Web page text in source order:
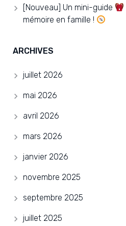
[Nouveau] Un mini-guide
mémoire en famille !
ARCHIVES
juillet 2026
mai 2026
avril 2026
mars 2026
janvier 2026
novembre 2025
septembre 2025
juillet 2025